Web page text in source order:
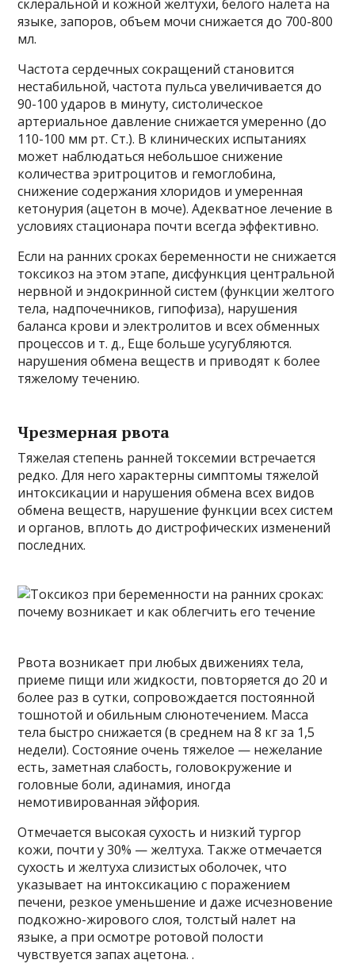
склеральной и кожной желтухи, белого налета на
языке, запоров, объем мочи снижается до 700-800
мл.
Частота сердечных сокращений становится
нестабильной, частота пульса увеличивается до
90-100 ударов в минуту, систолическое
артериальное давление снижается умеренно (до
110-100 мм рт. Ст.). В клинических испытаниях
может наблюдаться небольшое снижение
количества эритроцитов и гемоглобина,
снижение содержания хлоридов и умеренная
кетонурия (ацетон в моче). Адекватное лечение в
условиях стационара почти всегда эффективно.
Если на ранних сроках беременности не снижается
токсикоз на этом этапе, дисфункция центральной
нервной и эндокринной систем (функции желтого
тела, надпочечников, гипофиза), нарушения
баланса крови и электролитов и всех обменных
процессов и т. д., Еще больше усугубляются.
нарушения обмена веществ и приводят к более
тяжелому течению.
Чрезмерная рвота
Тяжелая степень ранней токсемии встречается
редко. Для него характерны симптомы тяжелой
интоксикации и нарушения обмена всех видов
обмена веществ, нарушение функции всех систем
и органов, вплоть до дистрофических изменений
последних.
Рвота возникает при любых движениях тела,
приеме пищи или жидкости, повторяется до 20 и
более раз в сутки, сопровождается постоянной
тошнотой и обильным слюнотечением. Масса
тела быстро снижается (в среднем на 8 кг за 1,5
недели). Состояние очень тяжелое — нежелание
есть, заметная слабость, головокружение и
головные боли, адинамия, иногда
немотивированная эйфория.
Отмечается высокая сухость и низкий тургор
кожи, почти у 30% — желтуха. Также отмечается
сухость и желтуха слизистых оболочек, что
указывает на интоксикацию с поражением
печени, резкое уменьшение и даже исчезновение
подкожно-жирового слоя, толстый налет на
языке, а при осмотре ротовой полости
чувствуется запах ацетона. .